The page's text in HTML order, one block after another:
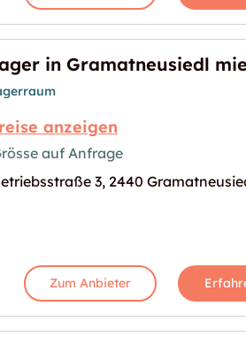
mieten"
Bild für "Lager in
in Gramatneusiedl
anzeigen
auf Anfrage
3, 2440
Zum Anbieter